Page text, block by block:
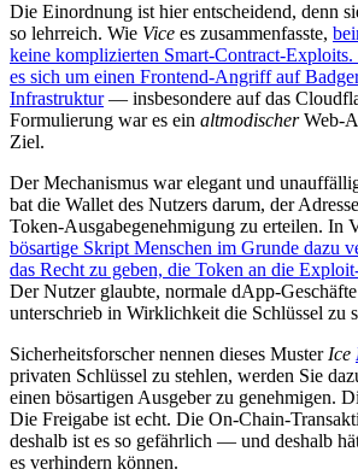
Die Einordnung ist hier entscheidend, denn
so lehrreich. Wie Vice es zusammenfasste,
keine komplizierten Smart-Contract-Exploits.
es sich um einen Frontend-Angriff auf
Infrastruktur— insbesondere auf das
Formulierung war es ein altmodischerWeb-
Ziel.
Der Mechanismus war elegant und
bat die Wallet des Nutzers darum, der
Token-Ausgabegenehmigung zu erteilen. In
bösartige Skript Menschen im Grunde dazu
das Recht zu geben, die Token an die
Der Nutzer glaubte, normale dApp-
unterschrieb in Wirklichkeit die Schlüssel zu
Sicherheitsforscher nennen dieses Muster Ice
privaten Schlüssel zu stehlen, werden Sie
einen bösartigen Ausgeber zu genehmigen.
Die Freigabe ist echt. Die On-Chain-
deshalb ist es so gefährlich — und deshalb
es verhindern können.